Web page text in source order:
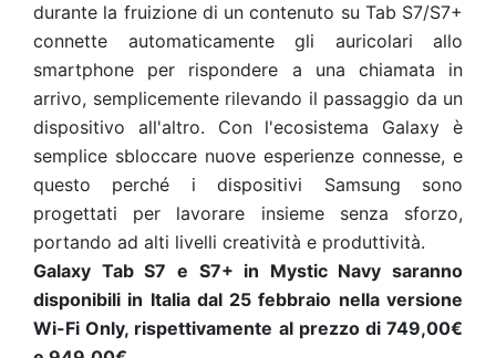
durante la fruizione di un contenuto su Tab S7/S7+
connette automaticamente gli auricolari allo
smartphone per rispondere a una chiamata in
arrivo, semplicemente rilevando il passaggio da un
dispositivo all'altro. Con l'ecosistema Galaxy è
semplice sbloccare nuove esperienze connesse, e
questo perché i dispositivi Samsung sono
progettati per lavorare insieme senza sforzo,
portando ad alti livelli creatività e produttività.
Galaxy Tab S7 e S7+ in Mystic Navy saranno
disponibili in Italia dal 25 febbraio nella versione
Wi-Fi Only, rispettivamente al prezzo di 749,00€